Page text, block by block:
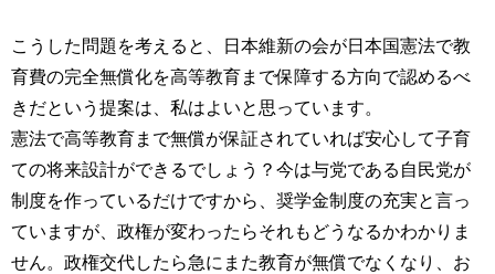
こうした問題を考えると、日本維新の会が日本国憲法で教
育費の完全無償化を高等教育まで保障する方向で認めるべ
きだという提案は、私はよいと思っています。
憲法で高等教育まで無償が保証されていれば安心して子育
ての将来設計ができるでしょう？今は与党である自民党が
制度を作っているだけですから、奨学金制度の充実と言っ
ていますが、政権が変わったらそれもどうなるかわかりま
せん。政権交代したら急にまた教育が無償でなくなり、お